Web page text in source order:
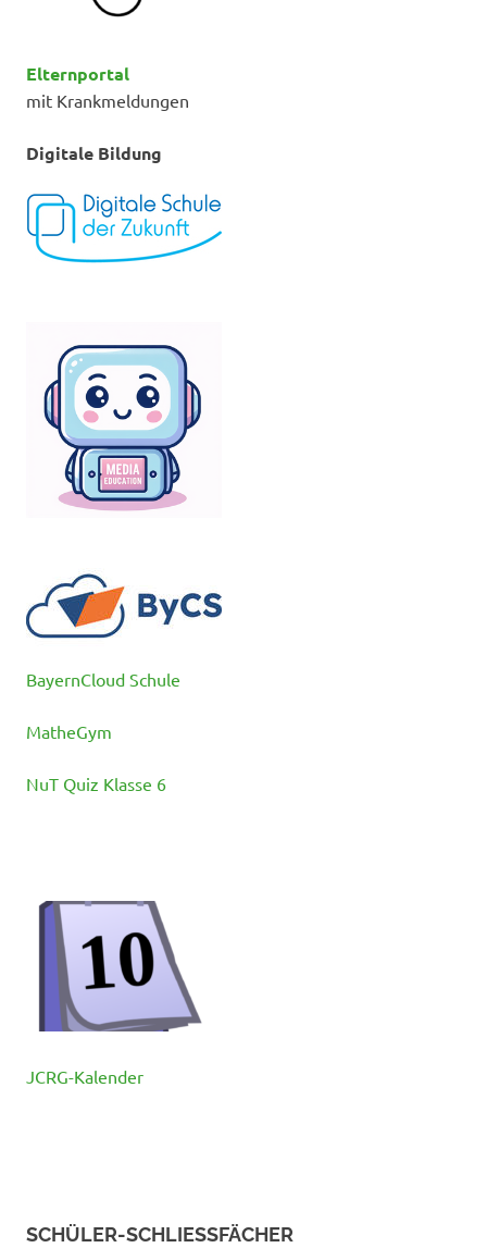
Elternportal
mit Krankmeldungen
Digitale Bildung
BayernCloud Schule
MatheGym
NuT Quiz Klasse 6
JCRG-Kalender
SCHÜLER-SCHLIESSFÄCHER